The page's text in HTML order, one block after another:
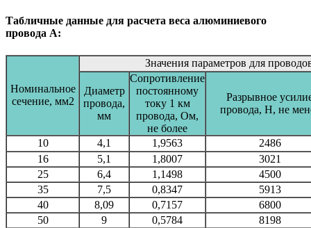
Табличные данные для расчета веса алюминиевого
провода А:
Номинальное
сечение, мм2
Значения параметров для
Диаметр
провода,
мм
Сопротивление
постоянному
току 1 км
провода, Ом,
не более
Разрывное
провода, Н, не
10 4,1 1,9563
2486
16
5,1 1,8007
3021
25
6,4 1,1498
4500
35
7,5 0,8347
5913
40
8,09 0,7157
6800
50
9 0,5784
8198